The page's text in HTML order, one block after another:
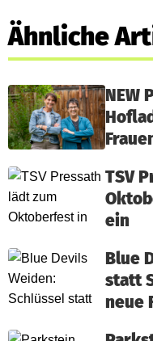
Ähnliche
NEW
TSV
ein
Blue
statt
neue